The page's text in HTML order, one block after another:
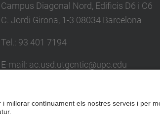
Campus Diagonal Nord, Edificis D6 i C6
C. Jordi Girona, 1-3 08034 Barcelona
Tel.: 93 401 7194
E-mail: ac.usd.utgcntic@upc.edu
Formulari de contacte